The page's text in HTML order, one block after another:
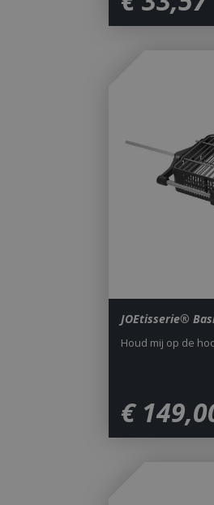
JOEtisserie®
€ 149,
Houd mij op de
CookieScriptConsent